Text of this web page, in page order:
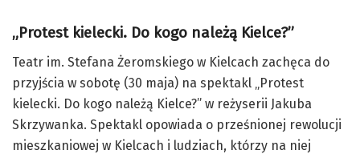
„Protest kielecki. Do kogo należą Kielce?”
Teatr im. Stefana Żeromskiego w Kielcach zachęca do
przyjścia w sobotę (30 maja) na spektakl „Protest
kielecki. Do kogo należą Kielce?” w reżyserii Jakuba
Skrzywanka. Spektakl opowiada o prześnionej rewolucji
mieszkaniowej w Kielcach i ludziach, którzy na niej